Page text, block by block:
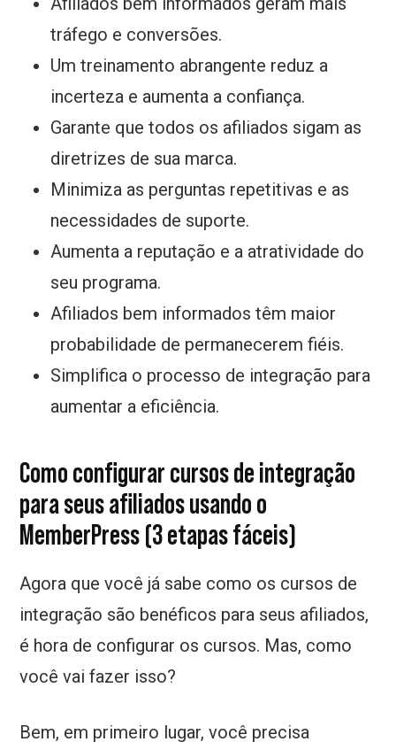
tráfego e conversões.
Um treinamento abrangente reduz a
incerteza e aumenta a confiança.
Garante que todos os afiliados sigam as
diretrizes de sua marca.
Minimiza as perguntas repetitivas e as
necessidades de suporte.
Aumenta a reputação e a atratividade do
seu programa.
Afiliados bem informados têm maior
probabilidade de permanecerem fiéis.
Simplifica o processo de integração para
aumentar a eficiência.
Como configurar cursos de integração
para seus afiliados usando o
MemberPress (3 etapas fáceis)
Agora que você já sabe como os cursos de
integração são benéficos para seus afiliados,
é hora de configurar os cursos. Mas, como
você vai fazer isso?
Bem, em primeiro lugar, você precisa